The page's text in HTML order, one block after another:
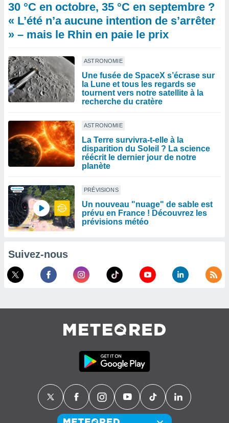
30 °C en octobre, 35 °C en septembre ?
« L’été n’a aucune intention de s’arrêter
» – mais le Rhin en paie le prix
ASTRONOMIE
Une fusée de SpaceX s’écrase sur
la Lune et tous les regards se
tournent vers notre satellite à la
recherche du cratère
ASTRONOMIE
La Terre survivra-t-elle à la
disparition du Soleil ? La science
réécrit le dernier jour de notre
planète
PRÉVISIONS
Un nouveau "nuage" de sable est
prévu en France ! Découvrez les
prévisions météo
Suivez-nous